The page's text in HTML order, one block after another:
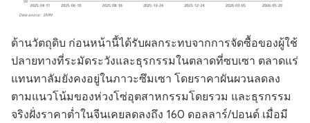
ด้านวัตถุดิบ ก่อนหน้านี้ได้รับผลกระทบจากการจัดซื้อของผู้ใช้
ปลายทางที่ระมัดระวังและธุรกรรมในตลาดที่ซบเซา ตลาดแร่
แทนทาลัมยังคงอยู่ในภาวะซึมเซา โดยราคาผันผวนลดลง
ตามแนวโน้มของห่วงโซ่อุตสาหกรรมโดยรวม และธุรกรรม
จริงฝั่งราคาต่ำในจีนเคยลดลงถึง 160 ดอลลาร์/ปอนด์ เมื่อมี